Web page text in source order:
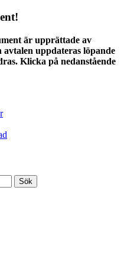
är upprättade av
avtalen uppdateras löpande
Klicka på nedanstående